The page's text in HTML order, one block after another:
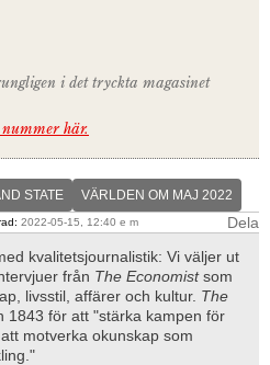
i det tryckta magasinet
här.
STATE VÄRLDEN OM MAJ 2022
2022-05-15, 12:40 e m
Dela
kvalitetsjournalistik: Vi väljer ut
från The Economistsom
livsstil, affärer och kultur. The
1843 för att "stärka kampen för
motverka okunskap som